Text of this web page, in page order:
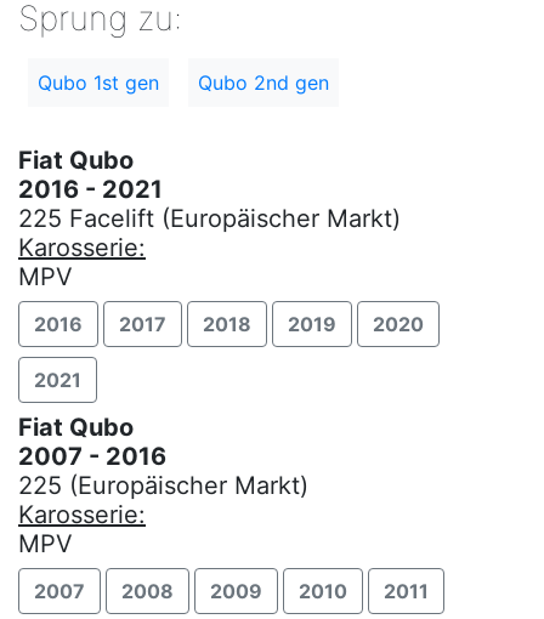
Sprung zu:
Qubo 1st gen Qubo 2nd gen
Fiat Qubo
2016 - 2021
225 Facelift (Europäischer Markt)
Karosserie:
MPV
2016 2017 2018 2019 2020
2021
Fiat Qubo
2007 - 2016
225 (Europäischer Markt)
Karosserie:
MPV
2007 2008 2009 2010 2011